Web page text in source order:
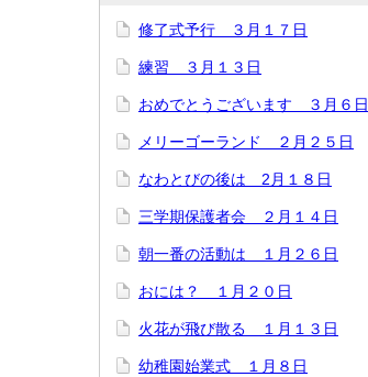
修了式予行 ３月１７日
練習 ３月１３日
おめでとうございます ３月６日
メリーゴーランド ２月２５日
なわとびの後は 2月１８日
三学期保護者会 ２月１４日
朝一番の活動は １月２６日
おには？ １月２０日
火花が飛び散る １月１３日
幼稚園始業式 １月８日